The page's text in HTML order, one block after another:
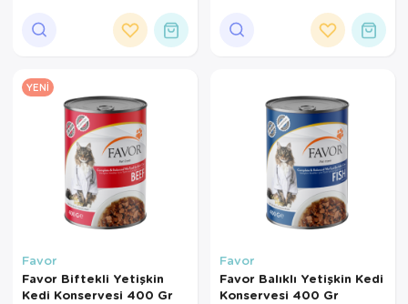
YENI
Favor
Favor Biftekli Yetişkin
Kedi Konservesi 400 Gr
Favor
Favor Balıklı Yetişkin Kedi
Konservesi 400 Gr